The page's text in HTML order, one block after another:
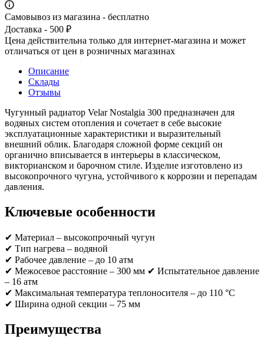
Самовывоз из магазина - бесплатно
Доставка - 500 ₽
Цена действительна только для интернет-магазина и может
отличаться от цен в розничных магазинах
Описание
Склады
Отзывы
Чугунный радиатор Velar Nostalgia 300 предназначен для
водяных систем отопления и сочетает в себе высокие
эксплуатационные характеристики и выразительный
внешний облик. Благодаря сложной форме секций он
органично вписывается в интерьеры в классическом,
викторианском и барочном стиле. Изделие изготовлено из
высокопрочного чугуна, устойчивого к коррозии и перепадам
давления.
Ключевые особенности
✔ Материал – высокопрочный чугун
✔ Тип нагрева – водяной
✔ Рабочее давление – до 10 атм
✔ Межосевое расстояние – 300 мм ✔ Испытательное давление
– 16 атм
✔ Максимальная температура теплоносителя – до 110 °C
✔ Ширина одной секции – 75 мм
Преимущества